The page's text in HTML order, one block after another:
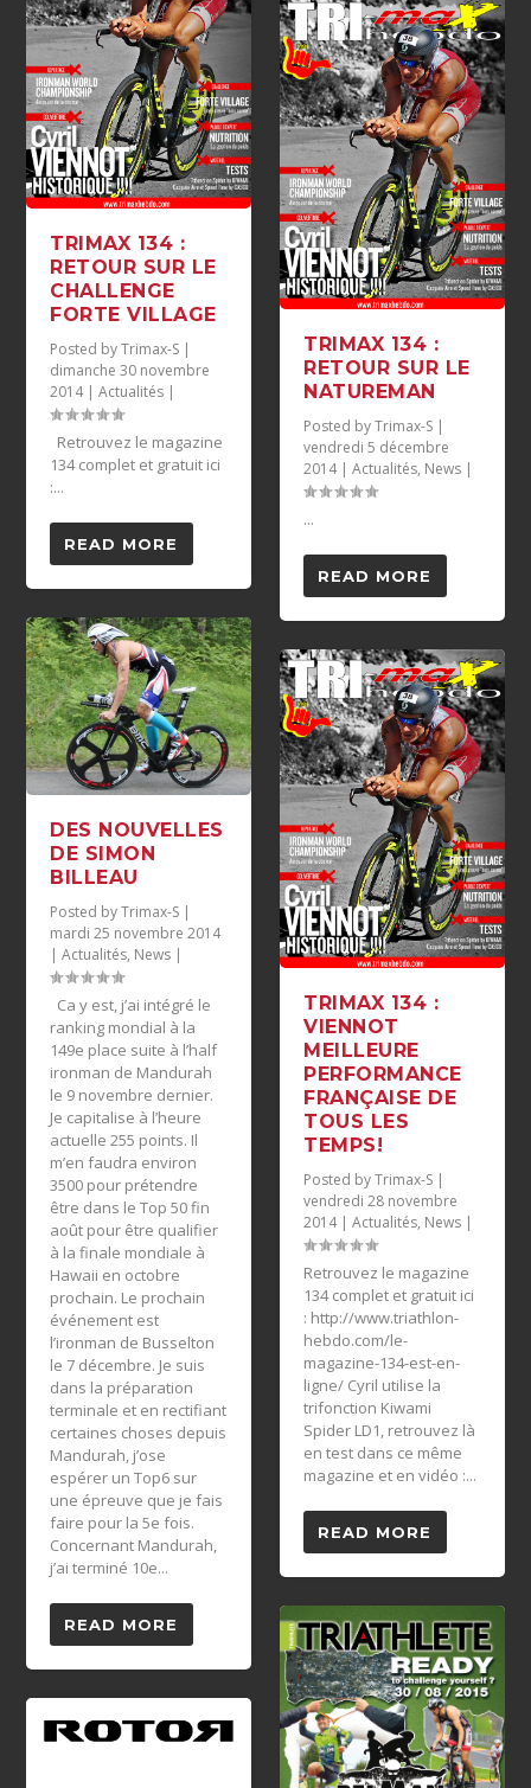
TRIMAX 134 :
RETOUR SUR LE
CHALLENGE
FORTE VILLAGE
Posted byTrimax-S |
dimanche 30 novembre
2014|Actualités |
Retrouvez le magazine
134 complet et gratuit ici
:...
READ MORE
DES NOUVELLES
DE SIMON
BILLEAU
Posted byTrimax-S |
mardi 25 novembre 2014
|Actualités, News |
Ca y est, j’ai intégré le
ranking mondial à la
149e place suite à l’half
ironman de Mandurah
le 9 novembre dernier.
Je capitalise à l’heure
actuelle 255 points. Il
m’en faudra environ
3500 pour prétendre
être dans le Top 50 fin
août pour être qualifier
à la finale mondiale à
Hawaii en octobre
prochain. Le prochain
événement est
l’ironman de Busselton
le 7 décembre. Je suis
dans la préparation
terminale et en rectifiant
certaines choses depuis
Mandurah, j’ose
espérer un Top6 sur
une épreuve que je fais
faire pour la 5e fois.
Concernant Mandurah,
j’ai terminé 10e...
READ MORE
TRIMAX 134 :
RETOUR SUR LE
NATUREMAN
Posted byTrimax-S |
vendredi 5 décembre
2014| Actualités, News |
...
READ MORE
TRIMAX 134 :
VIENNOT
MEILLEURE
PERFORMANCE
FRANÇAISE DE
TOUS LES
TEMPS!
Posted byTrimax-S |
vendredi 28 novembre
2014| Actualités, News |
Retrouvez le magazine
134 complet et gratuit ici
: http://www.triathlon-
hebdo.com/le-
magazine-134-est-en-
ligne/ Cyril utilise la
trifonction Kiwami
Spider LD1, retrouvez là
en test dans ce même
magazine et en vidéo :...
READ MORE